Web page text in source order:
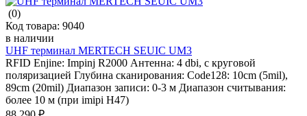
(0)
Код товара: 9040
в наличии
UHF терминал MERTECH SEUIC UM3
RFID Enjine: Impinj R2000 Антенна: 4 dbi, с круговой
поляризацией Глубина сканирования: Code128: 10cm (5mil),
89cm (20mil) Диапазон записи: 0-3 м Диапазон считывания:
более 10 м (при imipi H47)